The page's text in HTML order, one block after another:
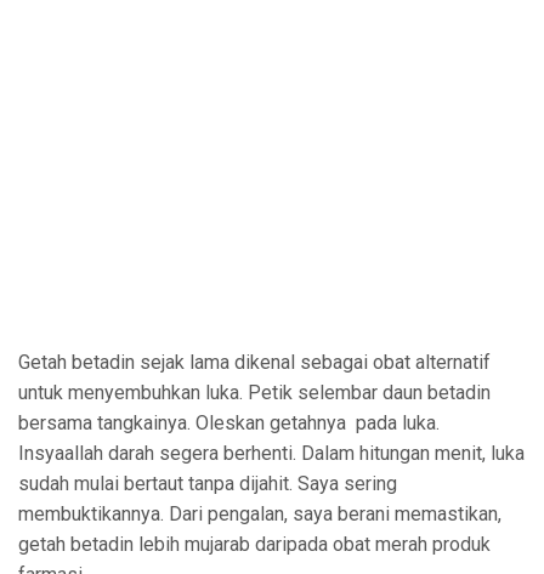
Getah betadin sejak lama dikenal sebagai obat alternatif
untuk menyembuhkan luka. Petik selembar daun betadin
bersama tangkainya. Oleskan getahnya pada luka.
Insyaallah darah segera berhenti. Dalam hitungan menit, luka
sudah mulai bertaut tanpa dijahit. Saya sering
membuktikannya. Dari pengalan, saya berani memastikan,
getah betadin lebih mujarab daripada obat merah produk